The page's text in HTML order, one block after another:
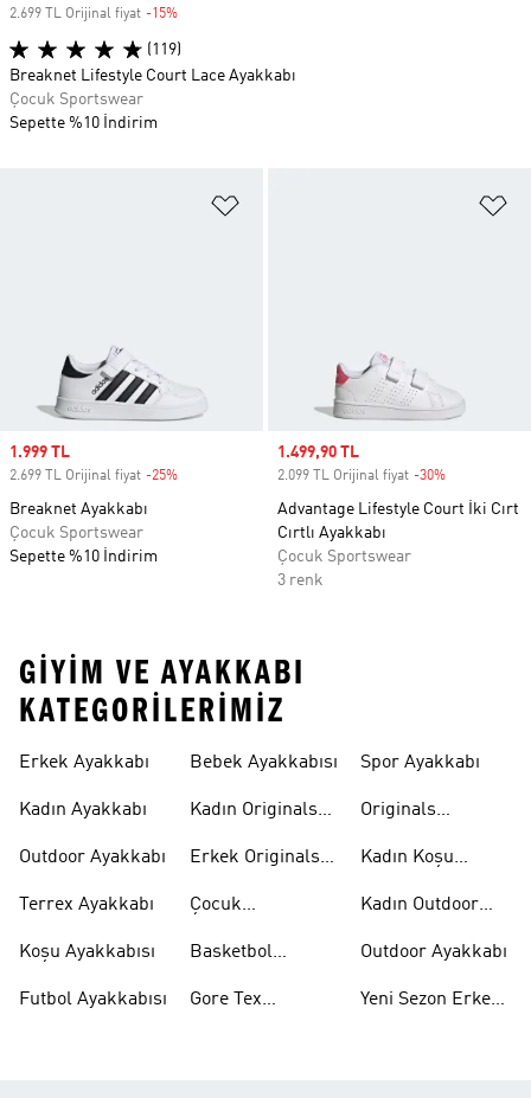
Sale price
1.999 TL
2.699 TL Orijinal fiyat -25%
Breaknet Ayakkabı
Çocuk Sportswear
Sepette %10 İndirim
Sale price
1.499,90 TL
2.099 TL Orijinal fiyat -30%
Advantage Lifestyle Court İki Cırt
Cırtlı Ayakkabı
Çocuk Sportswear
3 renk
2.699 TL Orijinal fiyat -15%
(119)
Breaknet Lifestyle Court Lace Ayakkabı
Çocuk Sportswear
Sepette %10 İndirim
GIYIM VE AYAKKABI
KATEGORILERIMIZ
Erkek Ayakkabı
Kadın Ayakkabı
Outdoor Ayakkabı
Terrex Ayakkabı
Koşu Ayakkabısı
Futbol Ayakkabısı
Bebek Ayakkabısı
Kadın Originals
Erkek Originals
Çocuk
Basketbol
Gore Tex
Spor Ayakkabı
Originals
Kadın Koşu
Kadın Outdoor
Outdoor Ayakkabı
Yeni Sezon Erkek